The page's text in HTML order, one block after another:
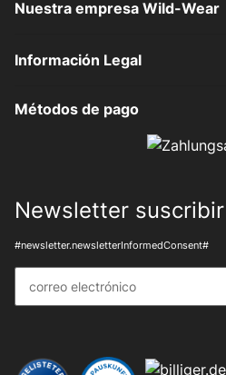
Nuestra empresa Wild-Wear
Información Legal
Métodos de pago
Newsletter suscribir
#newsletter.newsletterInformedConsent#